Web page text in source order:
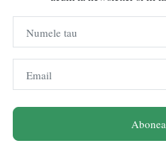
Numele tau
Email